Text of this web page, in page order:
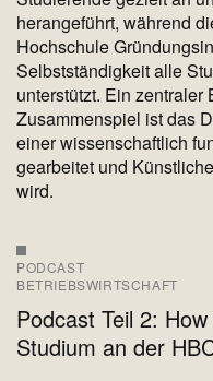
herangeführt, während
Hochschule
Selbstständigkeit alle
unterstützt. Ein zentraler
Zusammenspiel ist das
einer wissenschaftlich
gearbeitet und
wird.
PODCAST
BETRIEBSWIRTSCHAFT
Podcast Teil 2:
Studium an der